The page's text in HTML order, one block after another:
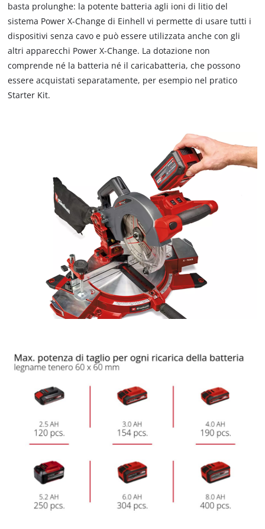
basta prolunghe: la potente batteria agli ioni di litio del
sistema Power X-Change di Einhell vi permette di usare tutti i
dispositivi senza cavo e può essere utilizzata anche con gli
altri apparecchi Power X-Change. La dotazione non
comprende né la batteria né il caricabatteria, che possono
essere acquistati separatamente, per esempio nel pratico
Starter Kit.